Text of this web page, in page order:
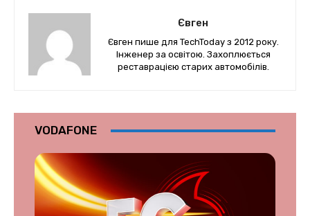
Євген
Євген пише для TechToday з 2012 року.
Інженер за освітою. Захоплюється
реставрацією старих автомобілів.
VODAFONE